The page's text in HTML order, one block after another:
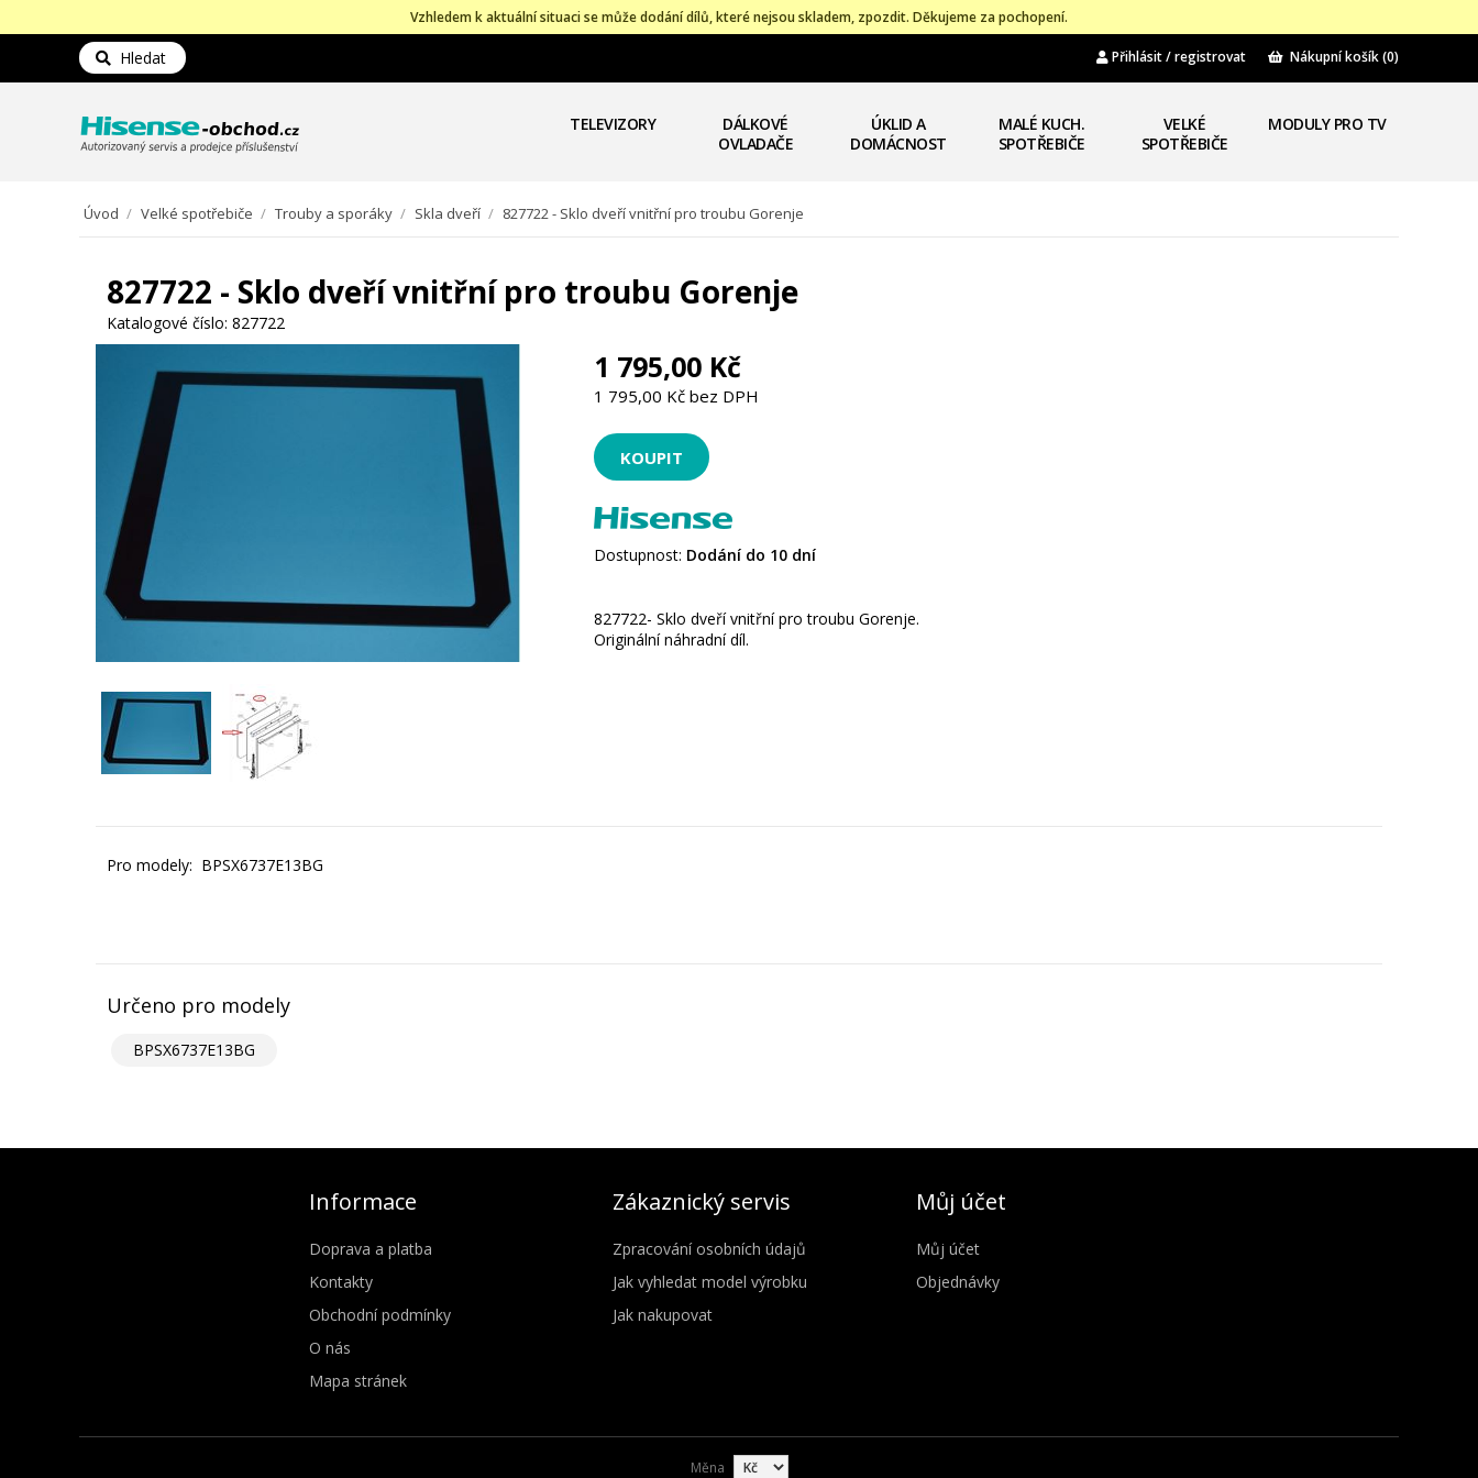
Vzhledem k aktuální situaci se může dodání dílů, které nejsou skladem, zpozdit. Děkujeme za pochopení.
Hledat Přihlásit / registrovat Nákupní košík(0)
TELEVIZORY
DÁLKOVÉ
OVLADAČE
ÚKLID A
DOMÁCNOST
MALÉ KUCH.
SPOTŘEBIČE
VELKÉ
SPOTŘEBIČE
MODULY PRO TV
Úvod / Velké spotřebiče / Trouby a sporáky / Skla dveří / 827722 - Sklo dveří vnitřní pro troubu Gorenje
827722 - Sklo dveří vnitřní pro troubu Gorenje
Katalogové číslo: 827722
1 795,00 Kč
1 795,00 Kč bez DPH
Dostupnost: Dodání do 10 dní
827722- Sklo dveří vnitřní pro troubu Gorenje.
Originální náhradní díl.
Pro modely: BPSX6737E13BG
Určeno pro modely
BPSX6737E13BG
Informace
Doprava a platba
Kontakty
Obchodní podmínky
O nás
Mapa stránek
Zákaznický servis
Zpracování osobních údajů
Jak vyhledat model výrobku
Jak nakupovat
Můj účet
Můj účet
Objednávky
Měna